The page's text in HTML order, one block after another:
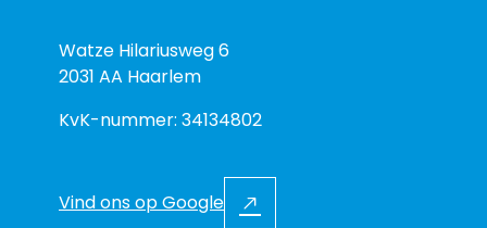
Watze Hilariusweg 6
2031 AA Haarlem
KvK-nummer: 34134802
Vind ons op Google